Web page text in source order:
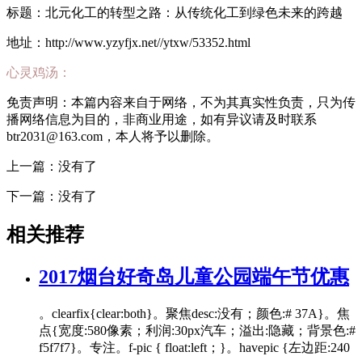
标题：北元化工的转型之路：从传统化工到绿色未来的跨越
地址：http://www.yzyfjx.net//ytxw/53352.html
心灵鸡汤：
免责声明：本篇内容来自于网络，不为其真实性负责，只为传
播网络信息为目的，非商业用途，如有异议请及时联系
btr2031@163.com，本人将予以删除。
上一篇：没有了
下一篇：没有了
相关推荐
2017烟台好奇岛儿童公园端午节优惠
。clearfix{clear:both}。聚焦desc:没有；颜色:# 37A}。焦
点{宽度:580像素；利润:30px汽车；溢出:隐藏；背景色:#
f5f7f7}。专注。f-pic { float:left；}。havepic {左边距:240